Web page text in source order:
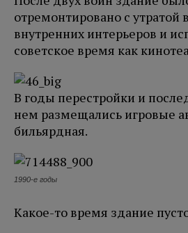
отремонтировано с утратой
внутренних интерьеров и
советское время как
В годы перестройки и
нем размещались игровые
бильярдная.
1990-е годы
Какое-то время здание